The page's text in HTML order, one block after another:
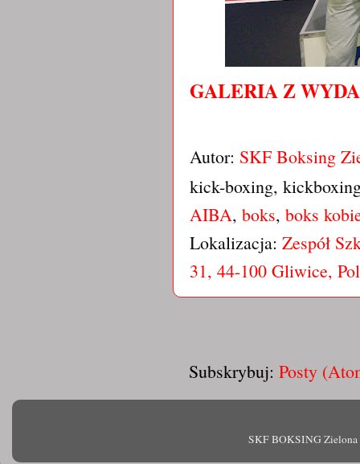
GALERIA Z
Autor: SKF Boksing
kick-boxing,
AIBA, boks, boks
Lokalizacja: Zespół
31, 44-100 Gliwice,
Subskrybuj: Posty
SKF BOKSING Zielona